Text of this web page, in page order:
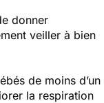
donner
veiller à bien
de moins d’un
la respiration